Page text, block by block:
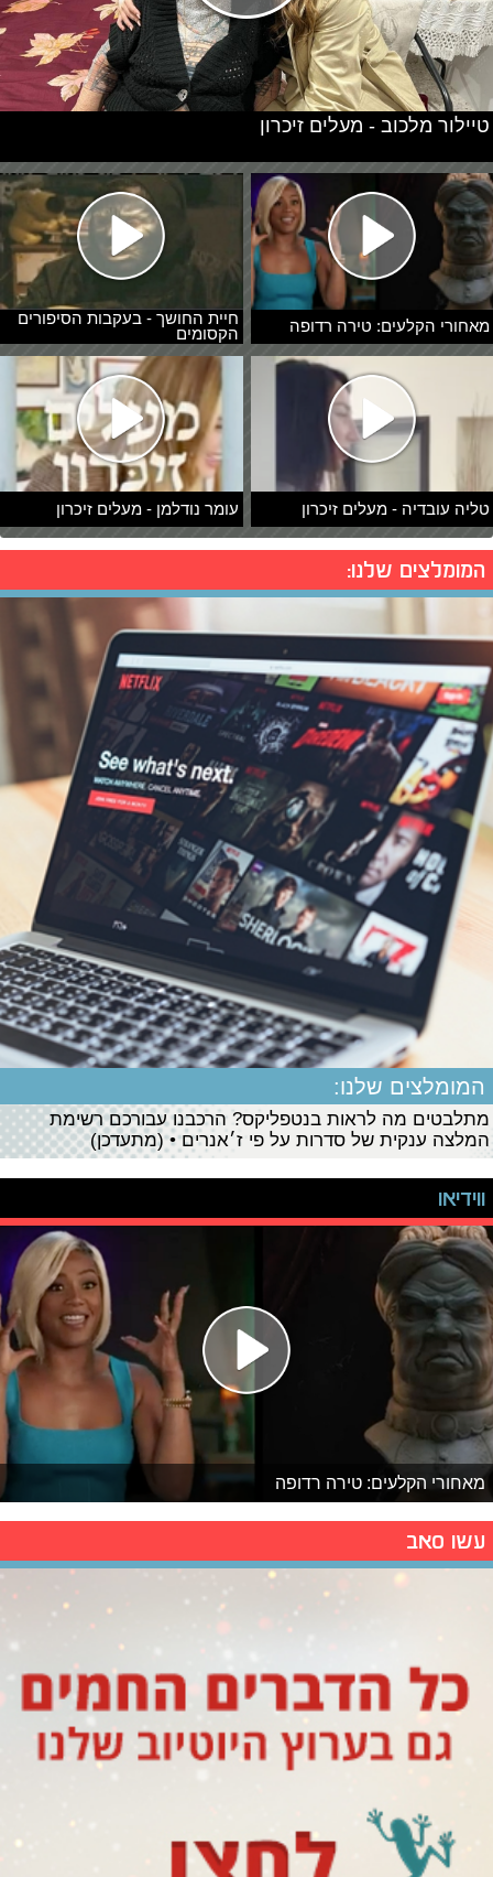
מאחורי הקלעים: טירה רדופה
חיית החושך - בעקבות הסיפורים
הקסומים
טליה עובדיה - מעלים זיכרון עומר נודלמן - מעלים זיכרון
טיילור מלכוב - מעלים זיכרון
המומלצים שלנו:
המומלצים שלנו:
מתלבטים מה לראות בנטפליקס? הרכבנו עבורכם רשימת
המלצה ענקית של סדרות על פי ז׳אנרים • (מתעדכן)
ווידיאו
מאחורי הקלעים: טירה רדופה
עשו סאב